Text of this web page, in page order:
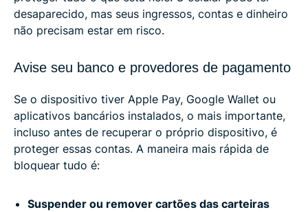
desaparecido, mas seus ingressos, contas e dinheiro
não precisam estar em risco.
Avise seu banco e provedores de pagamento
Se o dispositivo tiver Apple Pay, Google Wallet ou
aplicativos bancários instalados, o mais importante,
incluso antes de recuperar o próprio dispositivo, é
proteger essas contas. A maneira mais rápida de
bloquear tudo é:
Suspender ou remover cartões das carteiras